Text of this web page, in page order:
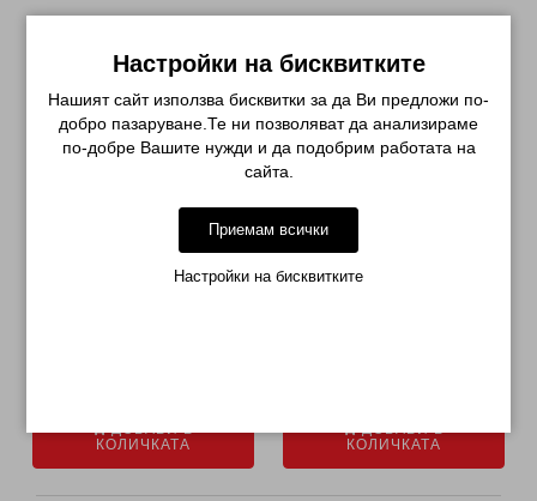
ДОБАВИ В
КОЛИЧКАТА
ДОБАВИ В
КОЛИЧКАТА
Настройки на бисквитките
Нашият сайт използва бисквитки за да Ви предложи по-
добро пазаруване.Те ни позволяват да анализираме
по-добре Вашите нужди и да подобрим работата на
сайта.
Приемам всички
Настройки на бисквитките